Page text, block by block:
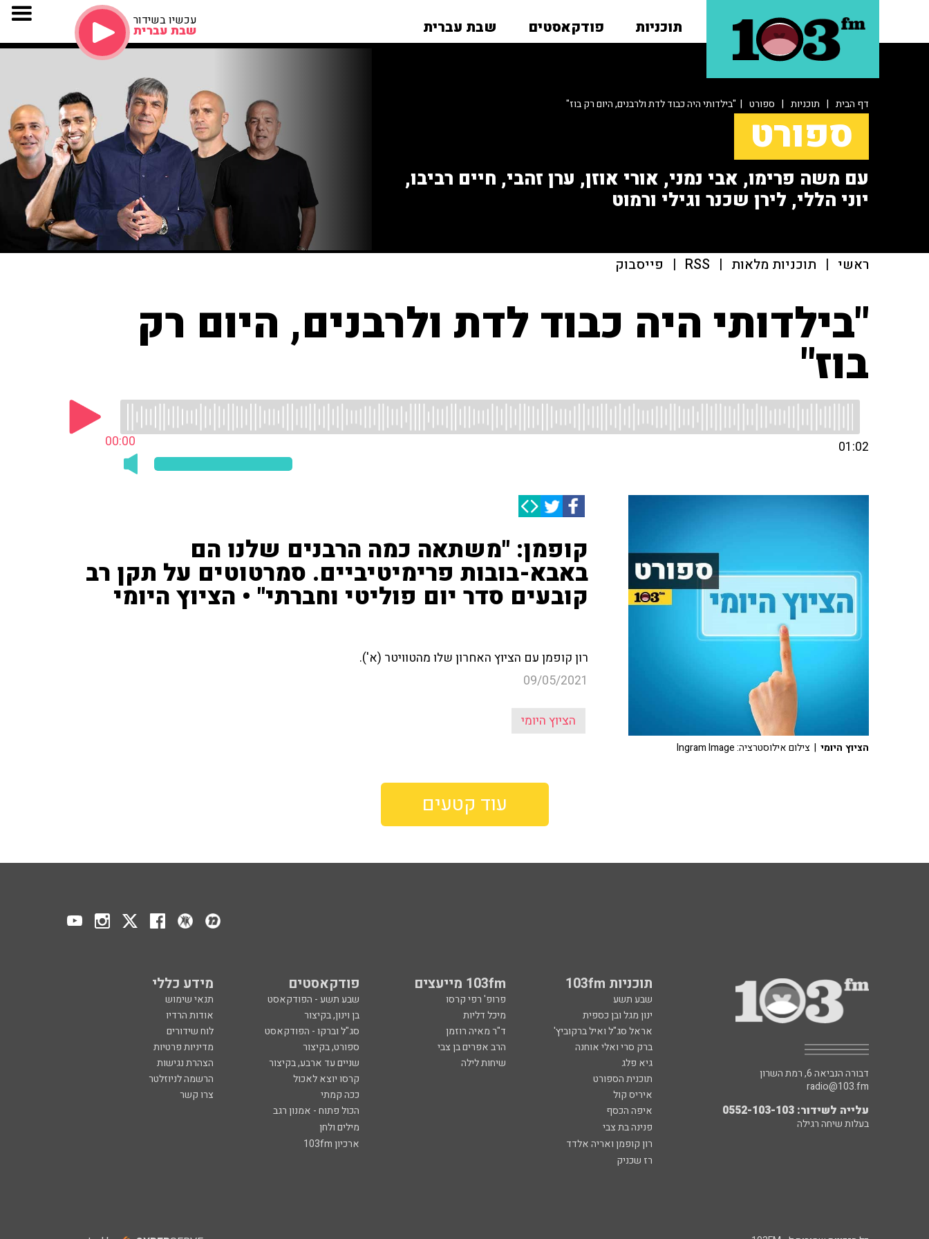
תוכניות פודקאסטים שבת עברית עכשיו בשידור
שבת עברית
דף הבית | תוכניות | ספורט | "בילדותי היה כבוד לדת ולרבנים, היום רק בוז"
ספורט
עם משה פרימו, אבי נמני, אורי אוזן, ערן זהבי, חיים רביבו,
יוני הללי, לירן שכנר וגילי ורמוט
ראשי | תוכניות מלאות |
RSS
| פייסבוק
"בילדותי היה כבוד לדת ולרבנים, היום רק
בוז"
00:00 01:02
קופמן: "משתאה כמה הרבנים שלנו הם
באבא-בובות פרימיטיביים. סמרטוטים על תקן רב
קובעים סדר יום פוליטי וחברתי" • הציוץ היומי
רון קופמן עם הציוץ האחרון שלו מהטוויטר (א').
09/05/2021
הציוץ היומי
הציוץ היומי | צילום אילוסטרציה: Ingram Image
עוד קטעים
תוכניות 103fm 103fm מייעצים פודקאסטים מידע כללי
שבע תשע פרופ' רפי קרסו שבע תשע - הפודקאסט
תנאי שימוש
ינון מגל ובן כספית
מיכל דליות בן וינון, בקיצור
אודות הרדיו
אראל סג"ל ואיל ברקוביץ'
ד"ר מאיה רוזמן סג"ל וברקו - הפודקאסט
לוח שידורים
ברק סרי ואלי אוחנה
הרב אפרים בן צבי ספורט, בקיצור
מדיניות פרטיות
גיא פלג
שיחות לילה שניים עד ארבע, בקיצור
הצהרת נגישות
תוכנית הספורט
קרסו יוצא לאכול
הרשמה לניוזלטר
איריס קול
ככה קמתי
צרו קשר
איפה הכסף
הכול פתוח - אמנון רגב
פנינה בת צבי
מילים ולחן
רון קופמן ואריה אלדד
ארכיון 103fm
רז שכניק
דבורה הנביאה 6, רמת השרון
radio@103.fm
עלייה לשידור: 0552-103-103
בעלות שיחה רגילה